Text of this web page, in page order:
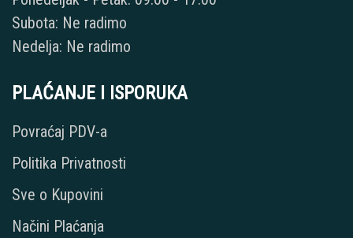
Subota: Ne radimo
Nedelja: Ne radimo
PLAĆANJE I ISPORUKA
Povraćaj PDV-a
Politika Privatnosti
Sve o Kupovini
Načini Plaćanja